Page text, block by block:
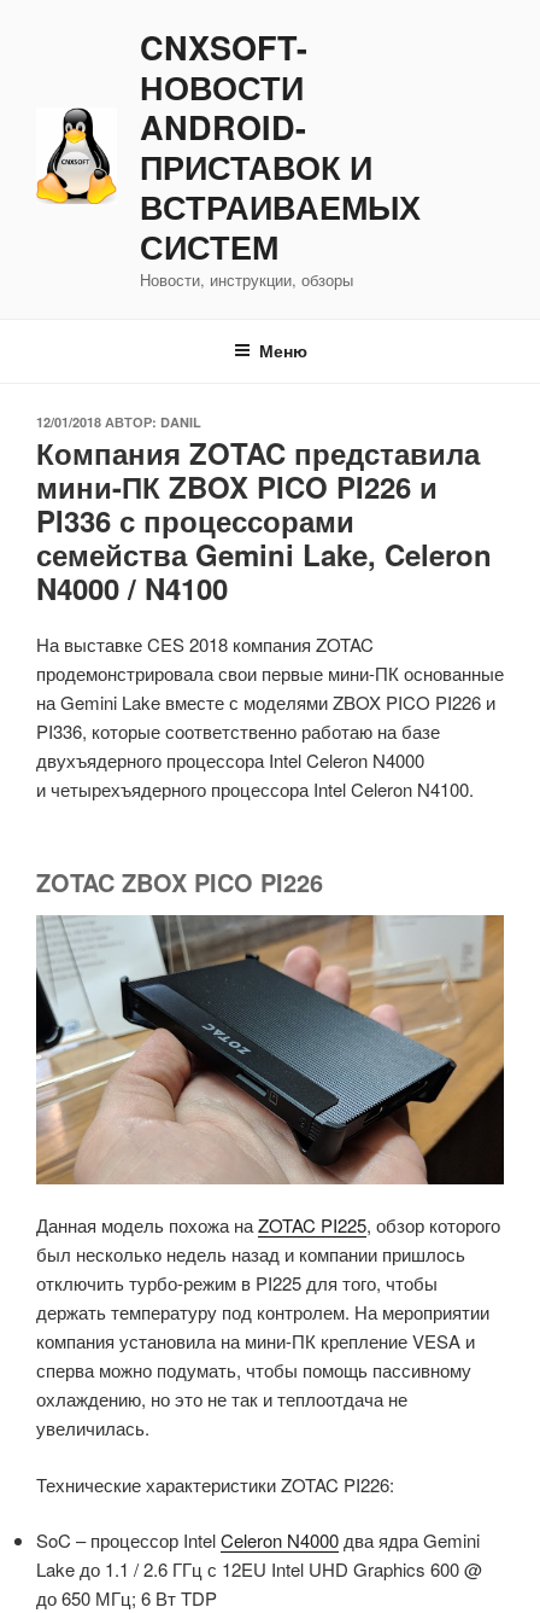
CNXSOFT-
НОВОСТИ
ANDROID-
ПРИСТАВОК И
ВСТРАИВАЕМЫХ
СИСТЕМ
Новости, инструкции, обзоры
Меню
ОПУБЛИКОВАНО
12/01/2018 АВТОР: DANIL
Компания ZOTAC представила
мини-ПК ZBOX PICO PI226 и
PI336 с процессорами
семейства Gemini Lake, Celeron
N4000 / N4100
На выставке CES 2018 компания ZOTAC
продемонстрировала свои первые мини-ПК основанные
на Gemini Lake вместе с моделями ZBOX PICO PI226 и
PI336, которые соответственно работаю на базе
двухъядерного процессора Intel Celeron N4000
и четырехъядерного процессора Intel Celeron N4100.
ZOTAC ZBOX PICO PI226
Данная модель похожа наZOTAC PI225, обзор которого
был несколько недель назад и компании пришлось
отключить турбо-режим в PI225 для того, чтобы
держать температуру под контролем. На мероприятии
компания установила на мини-ПК крепление VESA и
сперва можно подумать, чтобы помощь пассивному
охлаждению, но это не так и теплоотдача не
увеличилась.
Технические характеристики ZOTAC PI226:
SoC – процессор IntelCeleron N4000два ядра Gemini
Lake до 1.1 / 2.6 ГГц с 12EU Intel UHD Graphics 600 @
до 650 МГц; 6 Вт TDP